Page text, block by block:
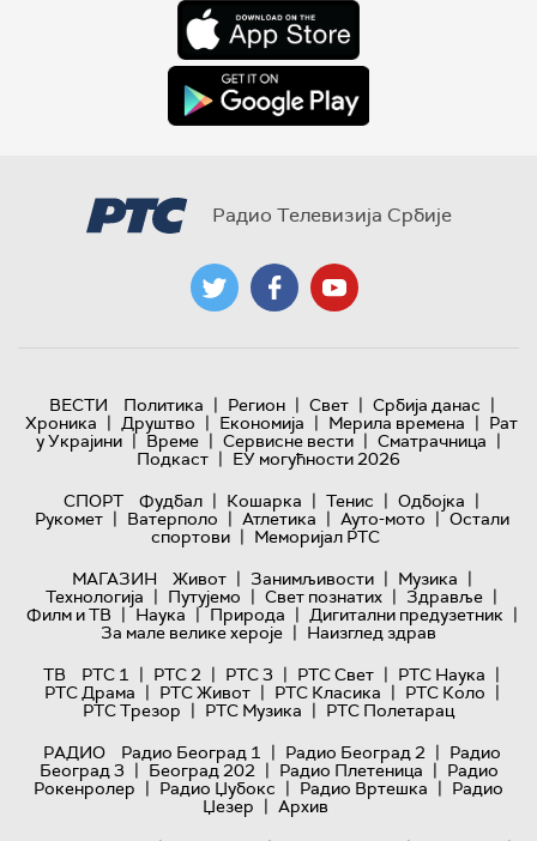
Радио Телевизија Србије
ВЕСТИ Политика | Регион | Свет | Србија данас |
Хроника | Друштво | Економија | Мерила времена | Рат
у Украјини | Време | Сервисне вести | Сматрачница |
Подкаст | ЕУ могућности 2026
СПОРТ
Фудбал | Кошарка | Тенис | Одбојка |
Рукомет | Ватерполо | Атлетика | Ауто-мото | Остали
спортови | Меморијал РТС
МАГАЗИН
Живот | Занимљивости | Музика |
Технологијa | Путујемо | Свет познатих | Здравље |
Филм и ТВ | Наука | Природа | Дигитални предузетник |
За мале велике хероје | Наизглед здрав
ТВ
РТС 1 | РТС 2 | РТС 3 | РТС Свет | РТС Наука |
РТС Драма | РТС Живот | РТС Класика | РТС Коло |
РТС Трезор | РТС Музика | РТС Полетарац
РАДИО
Радио Београд 1 | Радио Београд 2 | Радио
Београд 3 | Београд 202 | Радио Плетеница | Радио
Рокенролер | Радио Џубокс | Радио Вртешка | Радио
Џезер | Архив